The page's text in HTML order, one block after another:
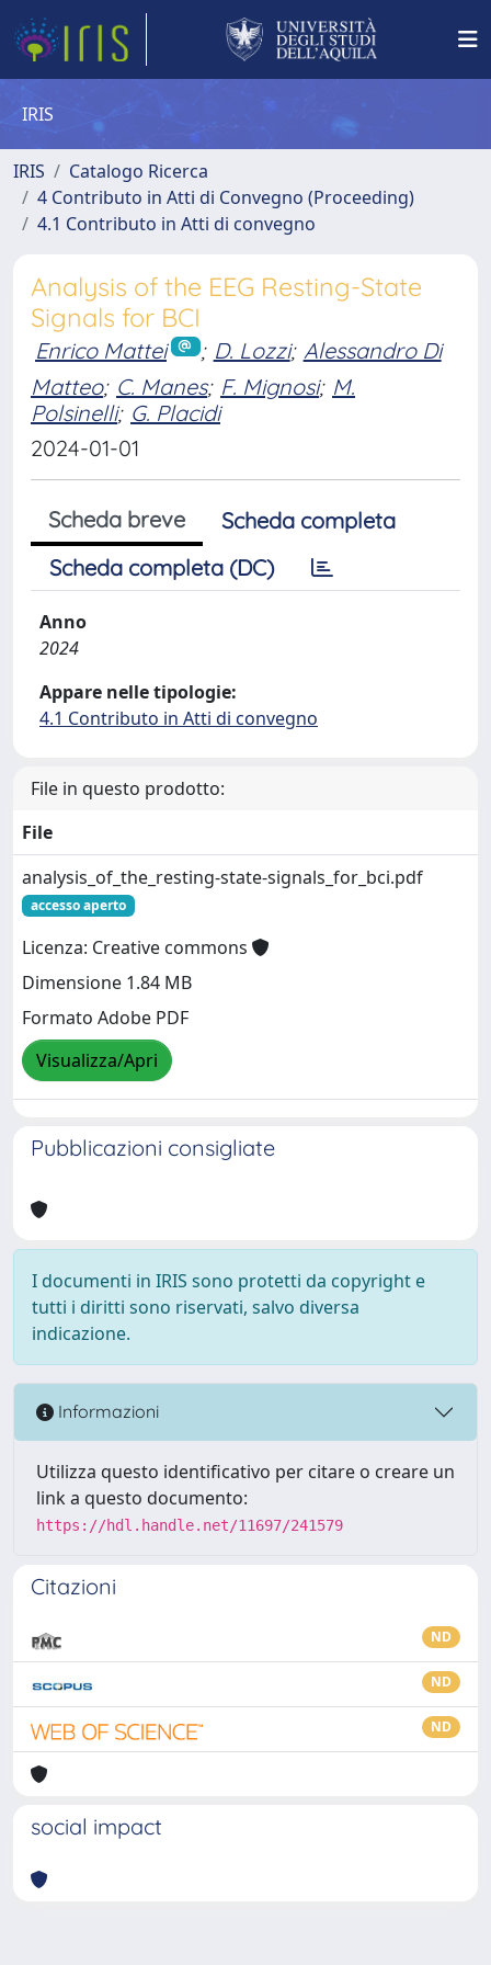
IRIS
IRIS
Catalogo Ricerca
4 Contributo in Atti di Convegno (Proceeding)
4.1 Contributo in Atti di convegno
Analysis of the EEG Resting-State
Signals for BCI
Enrico Mattei ; D. Lozzi; Alessandro Di
Matteo; C. Manes; F. Mignosi; M.
Polsinelli; G. Placidi
2024-01-01
Scheda breve
Scheda completa
Scheda completa (DC)
Anno
2024
Appare nelle tipologie:
4.1 Contributo in Atti di convegno
File in questo prodotto:
File
analysis_of_the_resting-state-signals_for_bci.pdf
accesso aperto
Licenza: Creative commons
Dimensione 1.84 MB
Formato Adobe PDF
Visualizza/Apri
Pubblicazioni consigliate
I documenti in IRIS sono protetti da copyright e
tutti i diritti sono riservati, salvo diversa
indicazione.
Informazioni
Utilizza questo identificativo per citare o creare un
link a questo documento:
https://hdl.handle.net/11697/241579
Citazioni
ND
ND
ND
social impact